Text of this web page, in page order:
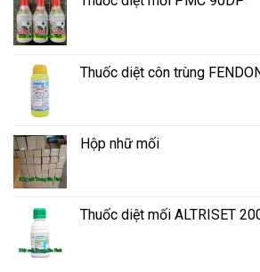
Thuốc diệt côn trùng
Hộp nhữ mối
Thuốc diệt mối ALTRISET